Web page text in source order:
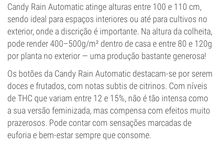
Candy Rain Automatic atinge alturas entre 100 e 110 cm,
sendo ideal para espaços interiores ou até para cultivos no
exterior, onde a discrição é importante. Na altura da colheita,
pode render 400–500g/m² dentro de casa e entre 80 e 120g
por planta no exterior — uma produção bastante generosa!
Os botões da Candy Rain Automatic destacam-se por serem
doces e frutados, com notas subtis de citrinos. Com níveis
de THC que variam entre 12 e 15%, não é tão intensa como
a sua versão feminizada, mas compensa com efeitos muito
prazerosos. Pode contar com sensações marcadas de
euforia e bem-estar sempre que consome.